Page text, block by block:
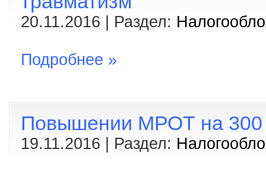
20.11.2016 | Раздел:
Подробнее »
Повышении МРОТ на 300
19.11.2016 | Раздел: